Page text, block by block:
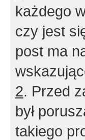
każdego
czy jest
post ma
2. Przed
był
takiego